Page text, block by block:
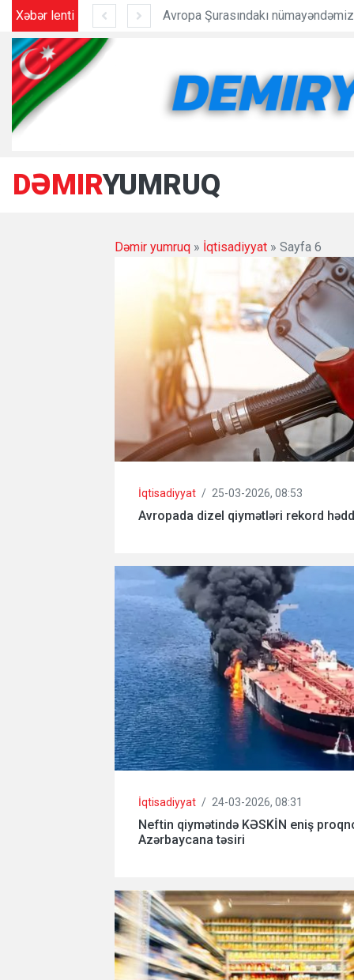
Xəbər lentinümayəndəmiz geri çağırıldı - Yeni təyinat
DƏMIRYUMRUQ
Dəmir yumruq » İqtisadiyyat » Sayfa 6
İqtisadiyyat / 25-03-2026, 08:53
Avropada dizel qiymətləri rekord
İqtisadiyyat / 24-03-2026, 08:31
Neftin qiymətində KƏSKİN eniş
Azərbaycana təsiri